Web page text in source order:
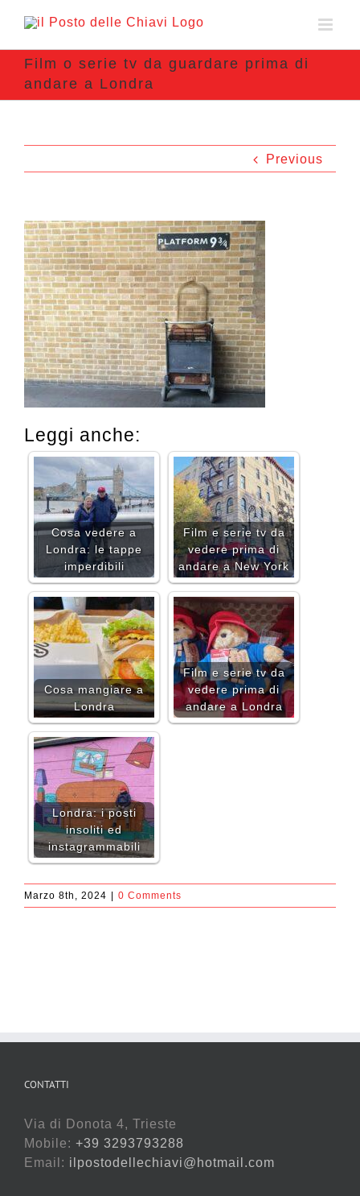
Film o serie tv da guardare prima di
andare a Londra
Previous
Leggi anche:
Cosa vedere a
Londra: le tappe
imperdibili
Film e serie tv da
vedere prima di
andare a New York
Cosa mangiare a
Londra
Film e serie tv da
vedere prima di
andare a Londra
Londra: i posti
insoliti ed
instagrammabili
Marzo 8th, 2024 0 Comments
CONTATTI
Via di Donota 4, Trieste
Mobile: +39 3293793288
Email: ilpostodellechiavi@hotmail.com